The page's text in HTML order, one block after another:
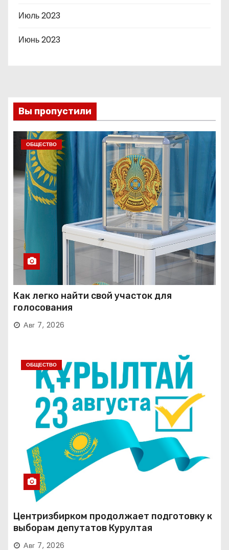
Июль 2023
Июнь 2023
Вы пропустили
ОБЩЕСТВО
Как легко найти свой участок для
голосования
Авг 7, 2026
ОБЩЕСТВО
Центризбирком продолжает подготовку к
выборам депутатов Курултая
Авг 7, 2026